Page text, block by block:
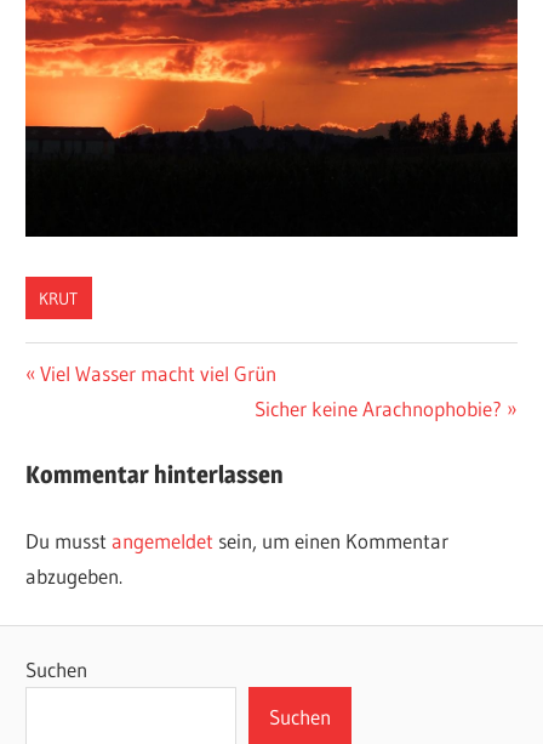
KRUT
Beitragsnavigation
Vorheriger
Viel Wasser macht viel Grün
Nächster
Sicher keine Arachnophobie?
Kommentar hinterlassen
Du musstangemeldet sein, um einen Kommentar
abzugeben.
Suchen
Suchen